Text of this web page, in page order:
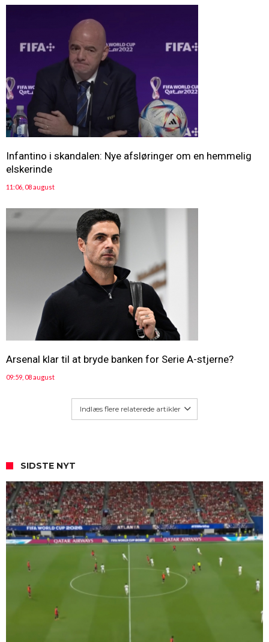
Infantino i skandalen: Nye afsløringer om en hemmelig
elskerinde
11:06, 08 august
Arsenal klar til at bryde banken for Serie A-stjerne?
09:59, 08 august
Indlæs flere relaterede artikler
SIDSTE NYT